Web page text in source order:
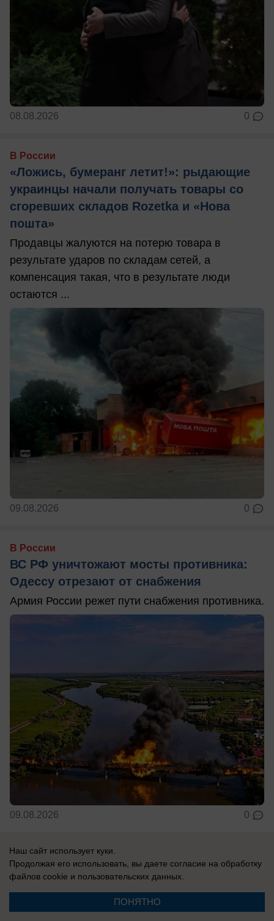
08.08.2026 0
В России
«Ложись, бумеранг летит!»: рыдающие
украинцы начали получать товары со
сгоревших складов Rozetka и «Нова
пошта»
Продавцы жалуются на потерю товара в
результате ударов по складам сетей, а
компенсация такая, что в результате люди
остаются ...
09.08.2026 0
В России
ВС РФ уничтожают мосты противника:
Одессу отрезают от снабжения
Армия России режет пути снабжения противника.
09.08.2026 0
В России
Одесса в огне: ВС РФ уничтожают
Армия России продолжает наносить системные
Наш сайт использует куки.
Продолжая его использовать, вы даете согласие на обработку
файлов cookie и пользовательских данных.
ПОНЯТНО